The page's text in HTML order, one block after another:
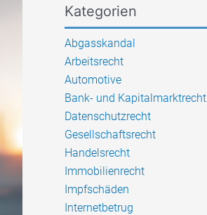
Kategorien
Abgasskandal
Arbeitsrecht
Automotive
Bank- und Kapitalmarktrecht
Datenschutzrecht
Gesellschaftsrecht
Handelsrecht
Immobilienrecht
Impfschäden
Internetbetrug